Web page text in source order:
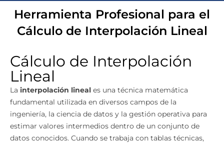
Herramienta Profesional para el
Cálculo de Interpolación Lineal
Cálculo de Interpolación
Lineal
La interpolación lineal es una técnica matemática
fundamental utilizada en diversos campos de la
ingeniería, la ciencia de datos y la gestión operativa para
estimar valores intermedios dentro de un conjunto de
datos conocidos. Cuando se trabaja con tablas técnicas,